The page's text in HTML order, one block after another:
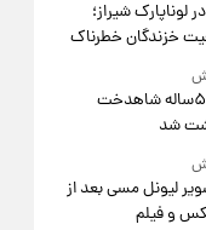
شیراز؛
خزندگان خطرناک
خواستگار ۵۰ساله شاهدخت
شد
لیونل مسی بعد از
و فیلم